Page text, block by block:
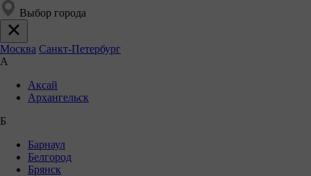
Выбор города
Москва Санкт-Петербург
А
Аксай
Архангельск
Б
Барнаул
Белгород
Брянск